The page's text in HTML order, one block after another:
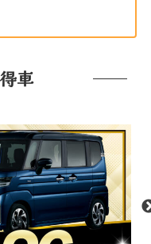
車